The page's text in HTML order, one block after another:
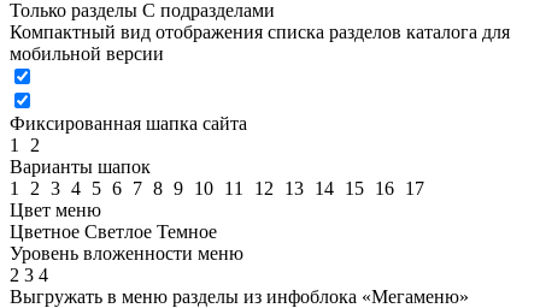
Только разделы С подразделами
Компактный вид отображения списка разделов каталога для
мобильной версии
Фиксированная шапка сайта
1
2
Варианты шапок
1
2 3 4 5 6 7 8 9 10 11 12 13 14 15 16 17
Цвет меню
Цветное Светлое Темное
Уровень вложенности меню
2 3 4
Выгружать в меню разделы из инфоблока «Мегаменю»